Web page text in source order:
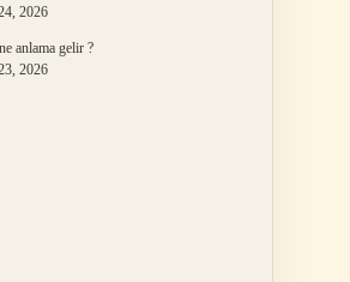
2026
anlama gelir ?
2026